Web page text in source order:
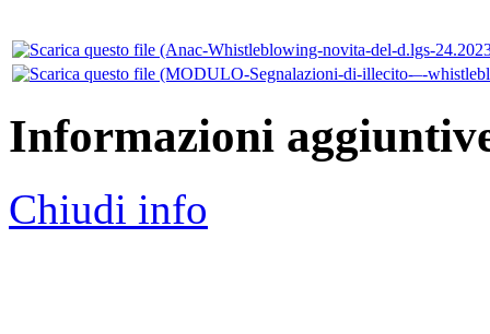
Informazioni
Chiudi info